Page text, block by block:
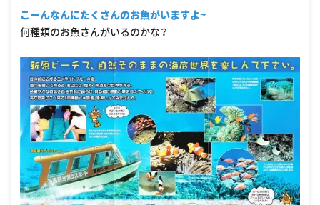
こーんなんにたくさんのお魚がいますよ~
何種類のお魚さんがいるのかな？